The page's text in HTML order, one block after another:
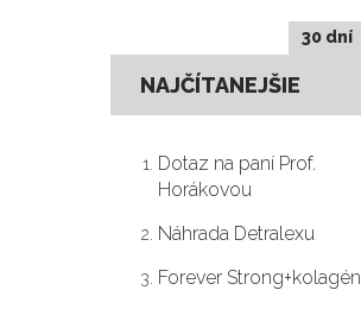
30 dní
NAJČÍTANEJŠIE
Dotaz na paní Prof.
Horákovou
Náhrada Detralexu
Forever Strong+kolagén